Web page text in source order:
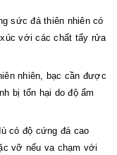
sức đá thiên nhiên có
với các chất tẩy rửa
nhiên, bạc cần được
bị tổn hại do độ ẩm
có độ cứng đá cao
vỡ nếu va chạm với